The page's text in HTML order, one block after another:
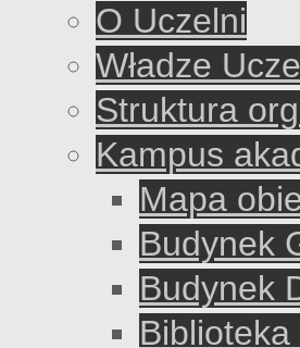
O Uczelni
Władze
Struktura
Kampus
Mapa
Budynek
Budynek
Biblioteka